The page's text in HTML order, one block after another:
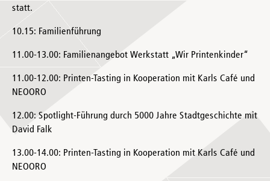
statt.
10.15: Familienführung
11.00-13.00: Familienangebot Werkstatt „Wir Printenkinder“
11.00-12.00: Printen-Tasting in Kooperation mit Karls Café und
NEOORO
12.00: Spotlight-Führung durch 5000 Jahre Stadtgeschichte mit
David Falk
13.00-14.00: Printen-Tasting in Kooperation mit Karls Café und
NEOORO